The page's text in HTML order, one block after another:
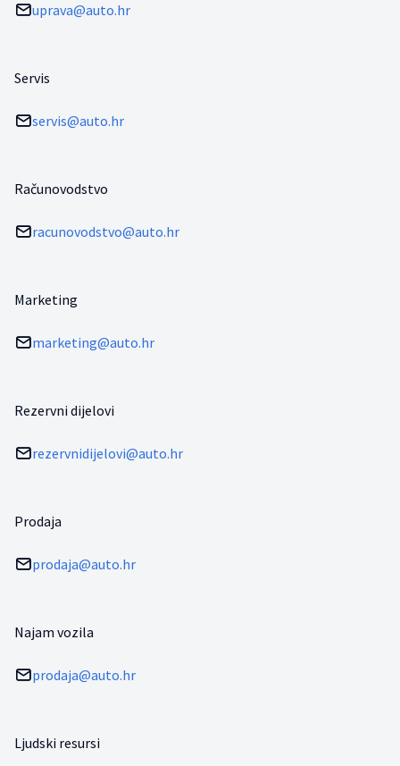
uprava@auto.hr
Servis
servis@auto.hr
Računovodstvo
racunovodstvo@auto.hr
Marketing
marketing@auto.hr
Rezervni dijelovi
rezervnidijelovi@auto.hr
Prodaja
prodaja@auto.hr
Najam vozila
prodaja@auto.hr
Ljudski resursi